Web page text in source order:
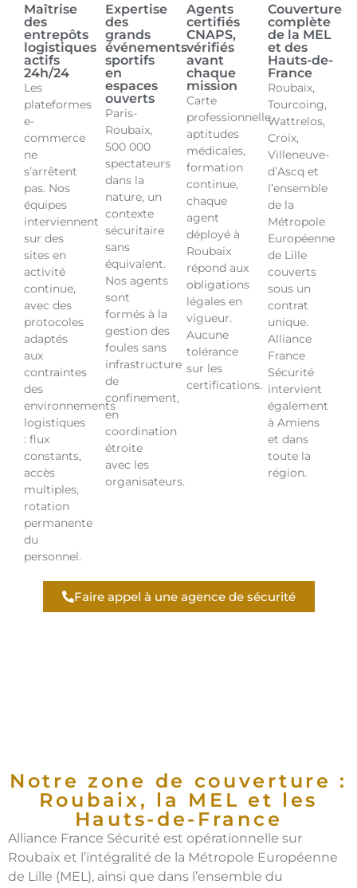
Maîtrise
des
entrepôts
logistiques
actifs
24h/24
Les
plateformes
e-
commerce
ne
s’arrêtent
pas. Nos
équipes
interviennent
sur des
sites en
activité
continue,
avec des
protocoles
adaptés
aux
contraintes
des
environnements
logistiques
: flux
constants,
accès
multiples,
rotation
permanente
du
personnel.
Expertise
des
grands
événements
sportifs
en
espaces
ouverts
Paris-
Roubaix,
500 000
spectateurs
dans la
nature, un
contexte
sécuritaire
sans
équivalent.
Nos agents
sont
formés à la
gestion des
foules sans
infrastructure
de
confinement,
en
coordination
étroite
avec les
organisateurs.
Agents
certifiés
CNAPS,
vérifiés
avant
chaque
mission
Carte
professionnelle,
aptitudes
médicales,
formation
continue,
chaque
agent
déployé à
Roubaix
répond aux
obligations
légales en
vigueur.
Aucune
tolérance
sur les
certifications.
Couverture
complète
de la MEL
et des
Hauts-de-
France
Roubaix,
Tourcoing,
Wattrelos,
Croix,
Villeneuve-
d’Ascq et
l’ensemble
de la
Métropole
Européenne
de Lille
couverts
sous un
contrat
unique.
Alliance
France
Sécurité
intervient
également
à Amiens
et dans
toute la
région.
Faire appel à une agence de sécurité
Notre zone de couverture :
Roubaix, la MEL et les
Hauts-de-France
Alliance France Sécurité est opérationnelle sur
Roubaix et l’intégralité de la Métropole Européenne
de Lille (MEL), ainsi que dans l’ensemble du